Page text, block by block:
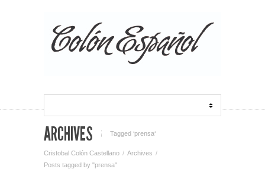
ARCHIVES Tagged ‘prensa‘
Cristobal Colón Castellano
Archives
Posts tagged by "prensa"